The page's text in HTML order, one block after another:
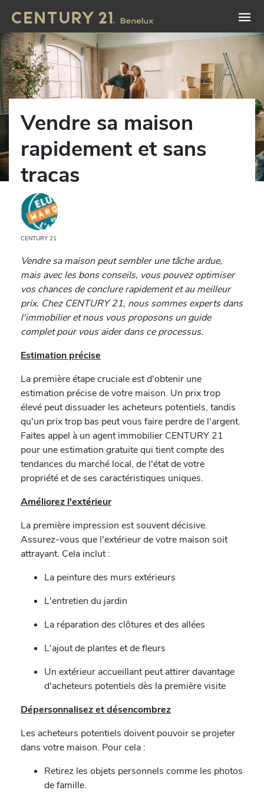
Vendre sa maison
rapidement et sans
tracas
CENTURY 21
Vendre sa maison peut sembler une tâche ardue,
mais avec les bons conseils, vous pouvez optimiser
vos chances de conclure rapidement et au meilleur
prix. Chez CENTURY 21, nous sommes experts dans
l'immobilier et nous vous proposons un guide
complet pour vous aider dans ce processus.
Estimation précise
La première étape cruciale est d'obtenir une
estimation précise de votre maison. Un prix trop
élevé peut dissuader les acheteurs potentiels, tandis
qu'un prix trop bas peut vous faire perdre de l'argent.
Faites appel à un agent immobilier CENTURY 21
pour une estimation gratuite qui tient compte des
tendances du marché local, de l'état de votre
propriété et de ses caractéristiques uniques.
Améliorez l'extérieur
La première impression est souvent décisive.
Assurez-vous que l'extérieur de votre maison soit
attrayant. Cela inclut :
La peinture des murs extérieurs
L'entretien du jardin
La réparation des clôtures et des allées
L'ajout de plantes et de fleurs
Un extérieur accueillant peut attirer davantage
d'acheteurs potentiels dès la première visite
Dépersonnalisez et désencombrez
Les acheteurs potentiels doivent pouvoir se projeter
dans votre maison. Pour cela :
Retirez les objets personnels comme les photos
de famille.